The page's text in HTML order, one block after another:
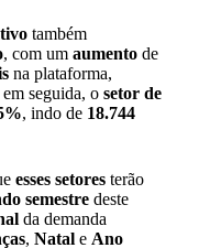
também
, com um aumento de
na plataforma,
seguida, o setor de
, indo de 18.744
esses setores terão
semestre deste
da demanda
, Natal e Ano